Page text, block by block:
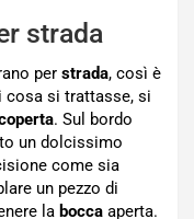
strada
per strada, così è
cosa si trattasse, si
. Sul bordo
un dolcissimo
come sia
un pezzo di
la bocca aperta.